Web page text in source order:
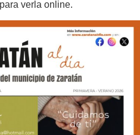
verla online.